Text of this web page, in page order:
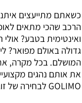
כשאתם מתייעצים
הרכב שהכי מתאים
ואינטימית בטבע?
גדולה באולם מפואר?
המושלם. בכל מקרה,
את אותם נהגים
GOLIMO לבחירה של זוגות רבים.